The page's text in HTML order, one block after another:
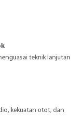
teknik lanjutan
kekuatan otot, dan